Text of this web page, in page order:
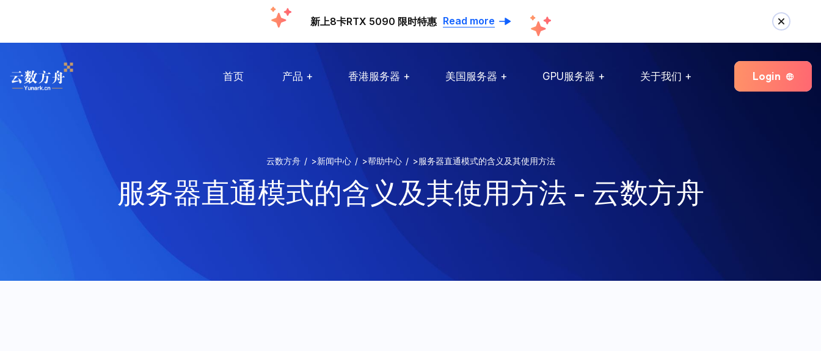
新上8卡RTX 5090 限时特惠 Read more
首页 产品 香港服务器 美国服务器 GPU服务器 关于我们 Login
云数方舟 >新闻中心 >帮助中心 >服务器直通模式的含义及其使用方法
服务器直通模式的含义及其使用方法 - 云数方舟